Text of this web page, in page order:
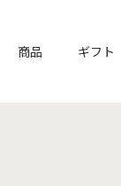
商品 ギフト